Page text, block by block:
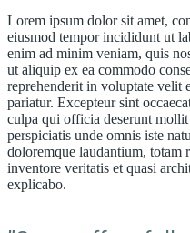
Lorem ipsum dolor sit amet,
eiusmod tempor incididunt ut
enim ad minim veniam, quis
ut aliquip ex ea commodo
reprehenderit in voluptate velit
pariatur. Excepteur sint
culpa qui officia deserunt
perspiciatis unde omnis iste
doloremque laudantium, totam
inventore veritatis et quasi
explicabo.